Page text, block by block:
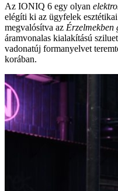
Az IONIQ 6 egy olyan
elégíti ki az ügyfelek
megvalósítva az Érzelmekben
áramvonalas kialakítású
vadonatúj formanyelvet
korában.